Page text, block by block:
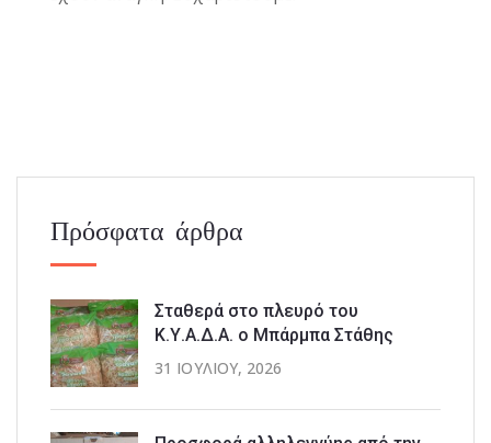
Πρόσφατα άρθρα
Σταθερά στο πλευρό του
Κ.Υ.Α.Δ.Α. ο Μπάρμπα Στάθης
31 ΙΟΥΛΊΟΥ, 2026